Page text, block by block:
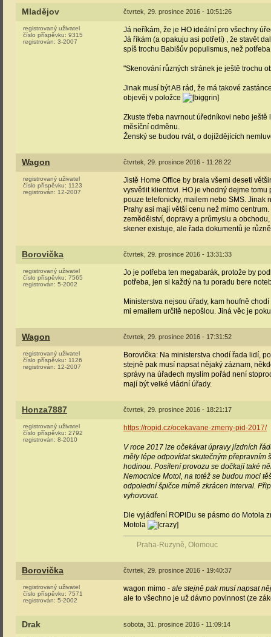
Mladějov čtvrtek, 29. prosince 2016 - 10:51:26
registrovaný uživatel
číslo příspěvku: 9315
registrován: 3-2007
Já neříkám, že je HO ideální pro všechny
Já říkám (a opakuju asi potřetí) , že stavět
spíš trochu Babišův populismus, než
"Skenování různých stránek je ještě trochu
Jinak musí být AB rád, že má takové
objevěj v položce
Zkuste třeba navrnout úředníkovi nebo
měsíční odměnu.
Ženský se budou rvát, o dojíždějících
Wagon čtvrtek, 29. prosince 2016 - 11:28:22
registrovaný uživatel
číslo příspěvku: 1123
registrován: 12-2007
Jistě Home Office by brala všemi deseti
vysvětlit klientovi. HO je vhodný dejme
pouze telefonicky, mailem nebo SMS. Jinak
Prahy asi mají větší cenu než mimo
zemědělství, dopravy a průmyslu a
skener existuje, ale řada dokumentů je
Borovička čtvrtek, 29. prosince 2016 - 13:31:33
registrovaný uživatel
číslo příspěvku: 7565
registrován: 5-2002
Jo je potřeba ten megabarák, protože by
potřeba, jen si každý na tu poradu bere
Ministerstva nejsou úřady, kam houfně
mi emailem určitě nepošlou. Jiná věc je
Wagon čtvrtek, 29. prosince 2016 - 17:31:52
registrovaný uživatel
číslo příspěvku: 1126
registrován: 12-2007
Borovička: Na ministerstva chodí řada lidí,
stejně pak musí napsat nějaký záznam,
správy na úřadech myslím pořád není
mají být velké vládní úřady.
Honza7887 čtvrtek, 29. prosince 2016 - 18:21:17
registrovaný uživatel
číslo příspěvku: 2792
registrován: 8-2010
https://ropid.cz/ocekavane-zmeny-pid-2017/
V roce 2017 lze očekávat úpravy jízdních
měly lépe odpovídat skutečným přepravním
hodinou. Posílení provozu se dočkají také
Nemocnice Motol, na totéž se budou moci
odpolední špičce mírně zkrácen interval.
vyhovovat.
Dle vyjádření ROPIDu se pásmo do Motola
Motola
Praha-Ruzyně, Olomouc
Borovička čtvrtek, 29. prosince 2016 - 19:40:37
registrovaný uživatel
číslo příspěvku: 7571
registrován: 5-2002
wagon mimo - ale stejně pak musí napsat
ale to všechno je už dávno povinnost (ze
Drak sobota, 31. prosince 2016 - 11:09:14